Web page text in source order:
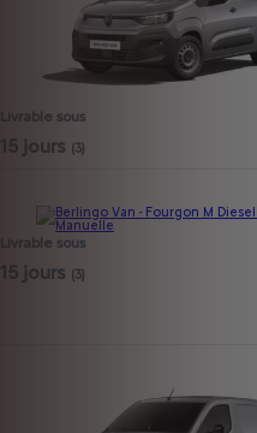
Livrable sous
15 jours (3)
Livrable sous
15 jours (3)